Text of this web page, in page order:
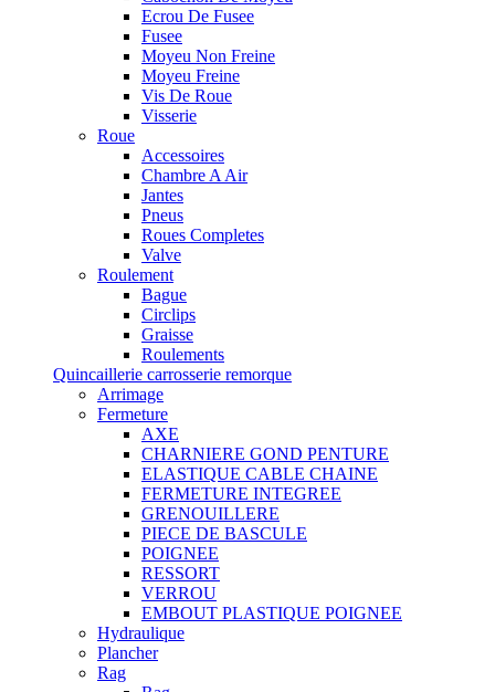
Ecrou De Fusee
Fusee
Moyeu Non Freine
Moyeu Freine
Vis De Roue
Visserie
Roue
Accessoires
Chambre A Air
Jantes
Pneus
Roues Completes
Valve
Roulement
Bague
Circlips
Graisse
Roulements
Quincaillerie carrosserie remorque
Arrimage
Fermeture
AXE
CHARNIERE GOND PENTURE
ELASTIQUE CABLE CHAINE
FERMETURE INTEGREE
GRENOUILLERE
PIECE DE BASCULE
POIGNEE
RESSORT
VERROU
EMBOUT PLASTIQUE POIGNEE
Hydraulique
Plancher
Rag